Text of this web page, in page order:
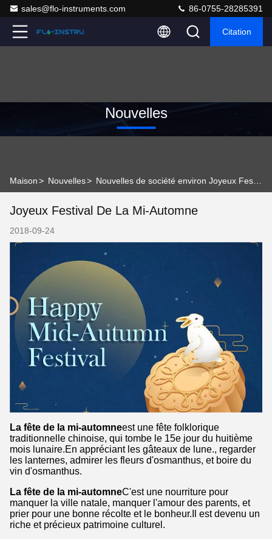
sales@flo-instruments.com 86-0755-28285391
Citation
Nouvelles
Maison> Nouvelles>
Joyeux Festival De La Mi-Automne
2018-09-24
La fête de la mi-automneest une fête folklorique
traditionnelle chinoise, qui tombe le 15e jour du huitième
mois lunaire.En appréciant les gâteaux de lune., regarder
les lanternes, admirer les fleurs d'osmanthus, et boire du
vin d'osmanthus.
La fête de la mi-automneC'est une nourriture pour
manquer la ville natale, manquer l'amour des parents, et
prier pour une bonne récolte et le bonheur.Il est devenu un
riche et précieux patrimoine culturel.